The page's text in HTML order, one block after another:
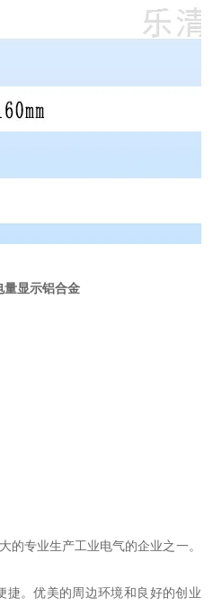
显示铝合金
的专业生产工业电气的企业之一。
捷。优美的周边环境和良好的创业